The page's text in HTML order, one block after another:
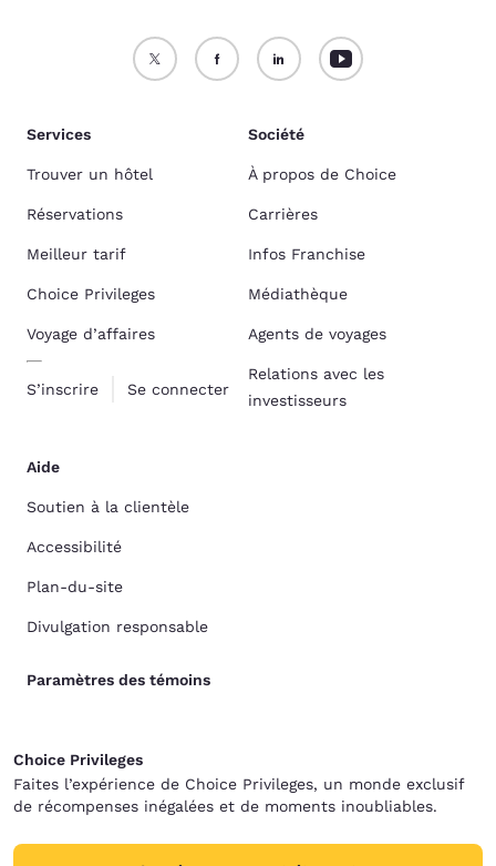
Services
Trouver un hôtel
Réservations
Meilleur tarif
Choice Privileges
Voyage d’affaires
S’inscrire Se connecter
Société
À propos de Choice
Carrières
Infos Franchise
Médiathèque
Agents de voyages
Relations avec les
investisseurs
Aide
Soutien à la clientèle
Accessibilité
Plan-du-site
Divulgation responsable
Paramètres des témoins
Choice Privileges
Faites l’expérience de Choice Privileges, un monde exclusif
de récompenses inégalées et de moments inoubliables.